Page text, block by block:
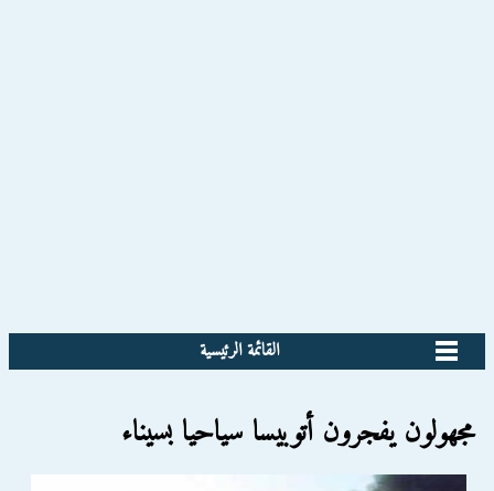
القائمة الرئيسية
مجهولون يفجرون أتوبيسا سياحيا بسيناء